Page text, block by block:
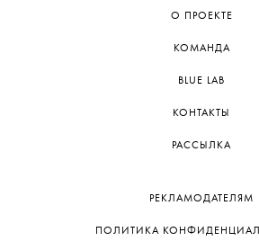
О ПРОЕКТЕ
КОМАНДА
BLUE LAB
КОНТАКТЫ
РАССЫЛКА
РЕКЛАМОДАТЕЛЯМ
ПОЛИТИКА